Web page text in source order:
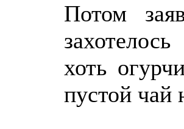
Потом
хоть
пустой чай